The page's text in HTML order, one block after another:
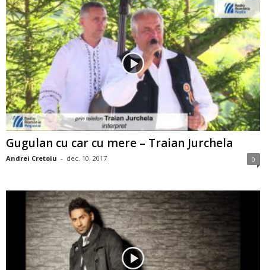
Gugulan cu car cu mere – Traian Jurchela
Andrei Cretoiu - dec. 10, 2017 0